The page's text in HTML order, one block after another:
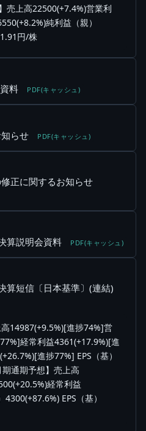
売上高22500(+7.4%)営業利
純利益（親）
円/株
料 PDF(キャッシュ)
らせ PDF(キャッシュ)
正に関するお知らせ
算説明会資料 PDF(キャッシュ)
算短信〔日本基準〕(連結)
14987(+9.5%)[進捗74%]営
経常利益4361(+17.9%)[進
進捗77%] EPS（基）
通期予想】売上高
経常利益
EPS（基）